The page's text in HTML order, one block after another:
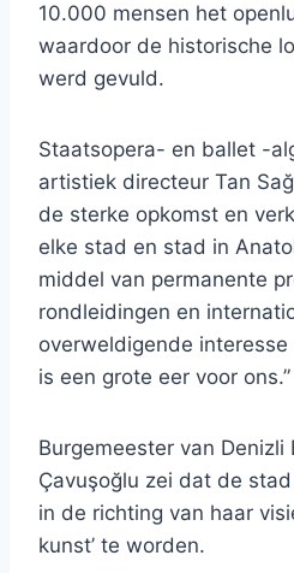
10.000 mensen het
waardoor de historische
werd gevuld.
Staatsopera- en ballet -
artistiek directeur Tan
de sterke opkomst en
elke stad en stad in
middel van permanente
rondleidingen en
overweldigende
is een grote eer voor ons.”
Burgemeester van Denizli
Çavuşoğlu zei dat de
in de richting van haar
kunst’ te worden.